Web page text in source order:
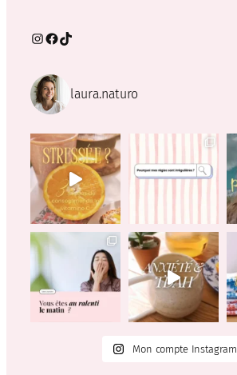
Instagram Facebook TikTok
laura.naturo
Mon compte Instagram